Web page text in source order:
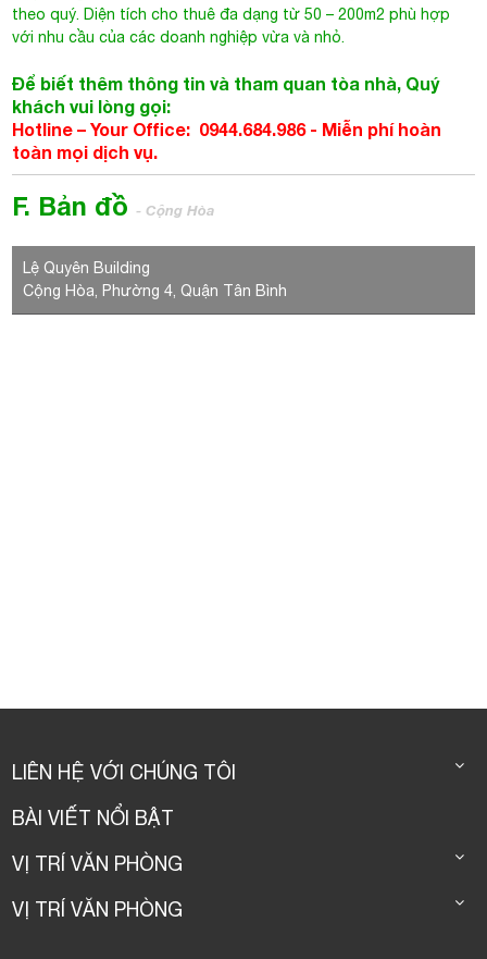
theo quý. Diện tích cho thuê đa dạng từ 50 – 200m2 phù hợp
với nhu cầu của các doanh nghiệp vừa và nhỏ.
Để biết thêm thông tin và tham quan tòa nhà, Quý
khách vui lòng gọi:
Hotline – Your Office: 0944.684.986 - Miễn phí hoàn
toàn mọi dịch vụ.
F. Bản đồ- Cộng Hòa
Lệ Quyên Building
Cộng Hòa, Phường 4, Quận Tân Bình
LIÊN HỆ VỚI CHÚNG TÔI
BÀI VIẾT NỔI BẬT
VỊ TRÍ VĂN PHÒNG
VỊ TRÍ VĂN PHÒNG